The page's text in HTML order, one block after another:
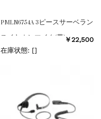
PMLN6754A 3ピースサーベラン
スイヤホンマイク(黒)￥22,500
在庫状態: []